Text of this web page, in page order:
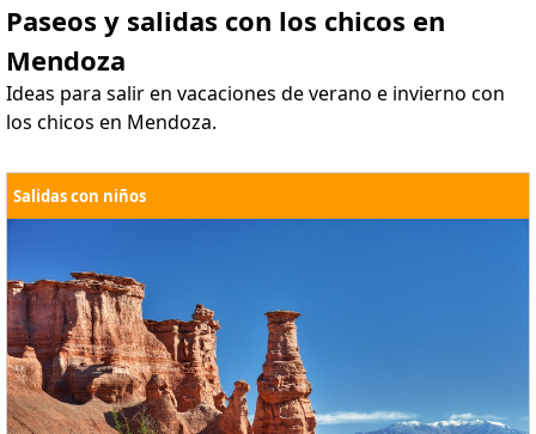
Paseos y salidas con los chicos en
Mendoza
Ideas para salir en vacaciones de verano e invierno con
los chicos en Mendoza.
Salidas con niños